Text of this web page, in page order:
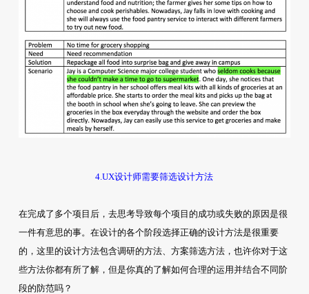
4.UX设计师需要筛选设计方法
在完成了多个项目后，去思考导致每个项目的成功或失败的原因是很
一件有意思的事。在设计的各个阶段选择正确的设计方法是很重要
的，这里的设计方法包含调研的方法、方案筛选方法，也许你对于这
些方法你都有所了解，但是你真的了解如何合理的运用并结合不同阶
段的防范吗？